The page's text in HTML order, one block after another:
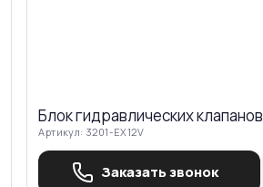
Блок гидравлических клапанов
Артикул: 3201-EX12V
Заказать звонок